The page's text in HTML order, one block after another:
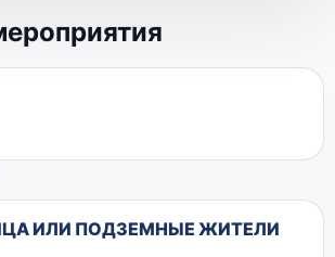
ИЛИ ПОДЗЕМНЫЕ ЖИТЕЛИ